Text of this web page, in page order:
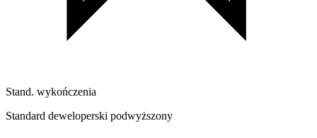
Stand. wykończenia
Standard deweloperski podwyższony